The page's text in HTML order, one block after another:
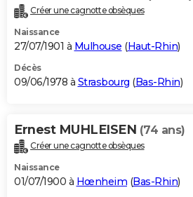
Créer une cagnotte obsèques
Naissance
27/07/1901 à Mulhouse (Haut-Rhin)
Décès
09/06/1978 à Strasbourg (Bas-Rhin)
Ernest MUHLEISEN (74 ans)
Créer une cagnotte obsèques
Naissance
01/07/1900 à Hœnheim (Bas-Rhin)